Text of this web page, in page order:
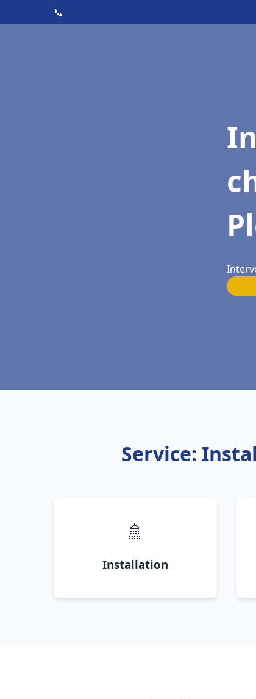
📞
Service:
🚿
Installation